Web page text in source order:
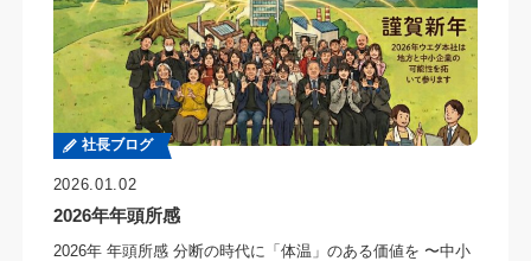
社長ブログ
2026.01.02
2026年年頭所感
2026年 年頭所感 分断の時代に「体温」のある価値を 〜中小